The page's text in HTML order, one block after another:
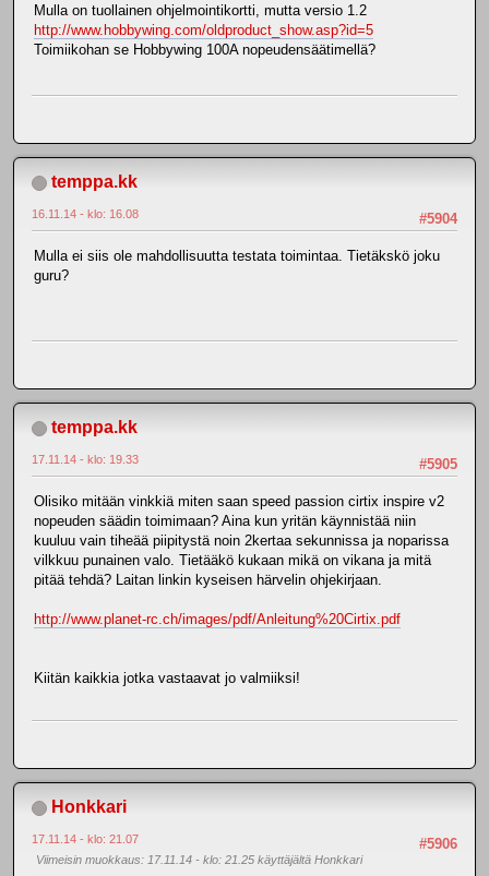
Mulla on tuollainen ohjelmointikortti, mutta versio 1.2
http://www.hobbywing.com/oldproduct_show.asp?id=5
Toimiikohan se Hobbywing 100A nopeudensäätimellä?
temppa.kk
#5904
16.11.14 - klo: 16.08
Mulla ei siis ole mahdollisuutta testata toimintaa. Tietäkskö joku
guru?
temppa.kk
#5905
17.11.14 - klo: 19.33
Olisiko mitään vinkkiä miten saan speed passion cirtix inspire v2
nopeuden säädin toimimaan? Aina kun yritän käynnistää niin
kuuluu vain tiheää piipitystä noin 2kertaa sekunnissa ja noparissa
vilkkuu punainen valo. Tietääkö kukaan mikä on vikana ja mitä
pitää tehdä? Laitan linkin kyseisen härvelin ohjekirjaan.
http://www.planet-rc.ch/images/pdf/Anleitung%20Cirtix.pdf
Kiitän kaikkia jotka vastaavat jo valmiiksi!
Honkkari
#5906
17.11.14 - klo: 21.07
Viimeisin muokkaus: 17.11.14 - klo: 21.25 käyttäjältä Honkkari